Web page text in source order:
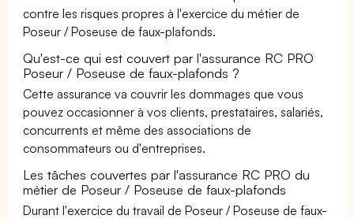
contre les risques propres à l'exercice du métier de
Poseur / Poseuse de faux-plafonds.
Qu'est-ce qui est couvert par l'assurance RC PRO
Poseur / Poseuse de faux-plafonds ?
Cette assurance va couvrir les dommages que vous
pouvez occasionner à vos clients, prestataires, salariés,
concurrents et même des associations de
consommateurs ou d'entreprises.
Les tâches couvertes par l'assurance RC PRO du
métier de Poseur / Poseuse de faux-plafonds
Durant l'exercice du travail de Poseur / Poseuse de faux-